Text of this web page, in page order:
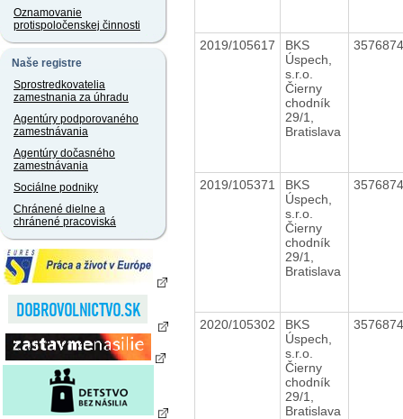
Oznamovanie
protispoločenskej činnosti
Naše registre
Sprostredkovatelia
zamestnania za úhradu
Agentúry podporovaného
zamestnávania
Agentúry dočasného
zamestnávania
Sociálne podniky
Chránené dielne a
chránené pracoviská
2019/105617
BKS
Úspech,
s.r.o.
Čierny
chodník
29/1,
Bratislava
2019/105371
BKS
Úspech,
s.r.o.
Čierny
chodník
29/1,
Bratislava
2020/105302
BKS
Úspech,
s.r.o.
Čierny
chodník
29/1,
Bratislava